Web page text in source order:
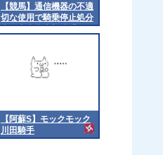
【競馬】通信機器の不適
切な使用で騎乗停止処分
中 大山龍太郎騎手が１
た」 [Anonymous★]
【阿蘇S】モックモック
川田騎手